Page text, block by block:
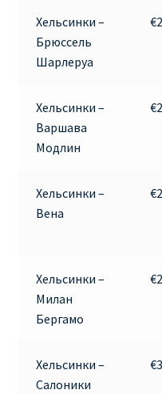
RYANAIR ПОРТУГАЛИЯ
RYANAIR ПОСАДОЧНЫЙ
Ryanair Россия
RYANAIR ТЕЛЬ-АВИВ,
RYANAIR УКРАИНА |
Ryanair Україна из
RYANAIR.COM НА
АВИАБИЛЕТЫ RYANAIR
Хельсинки –
Брюссель
Шарлеруа
Хельсинки –
Варшава
Модлин
Хельсинки –
Вена
Хельсинки –
Милан
Бергамо
Хельсинки –
Салоники